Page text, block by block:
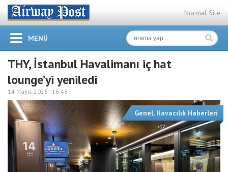
Normal Site
MENÜ
THY, İstanbul Havalimanı iç hat
lounge’yi yeniledi
14 Mayıs 2026 - 16:48
Genel, Havacılık Haberleri